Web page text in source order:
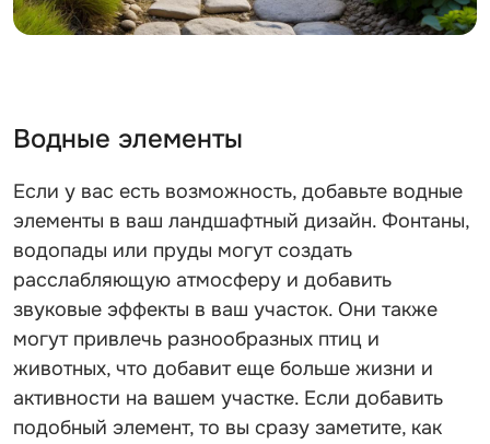
Водные элементы
Если у вас есть возможность, добавьте водные
элементы в ваш ландшафтный дизайн. Фонтаны,
водопады или пруды могут создать
расслабляющую атмосферу и добавить
звуковые эффекты в ваш участок. Они также
могут привлечь разнообразных птиц и
животных, что добавит еще больше жизни и
активности на вашем участке. Если добавить
подобный элемент, то вы сразу заметите, как